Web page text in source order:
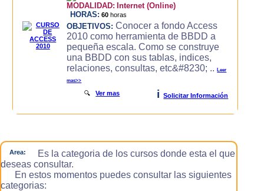
MODALIDAD: Internet (Online)
HORAS: 60 horas
OBJETIVOS: Conocer a fondo Access
2010 como herramienta de BBDD a
pequeña escala. Como se construye
una BBDD con sus tablas, indices,
relaciones, consultas, etc&#8230; ..Leer
mas>>
🔍Ver mas i Solicitar Información
Area:
Es la categoria de los cursos donde esta el que
deseas consultar.
En estos momentos puedes consultar las siguientes
categorias: